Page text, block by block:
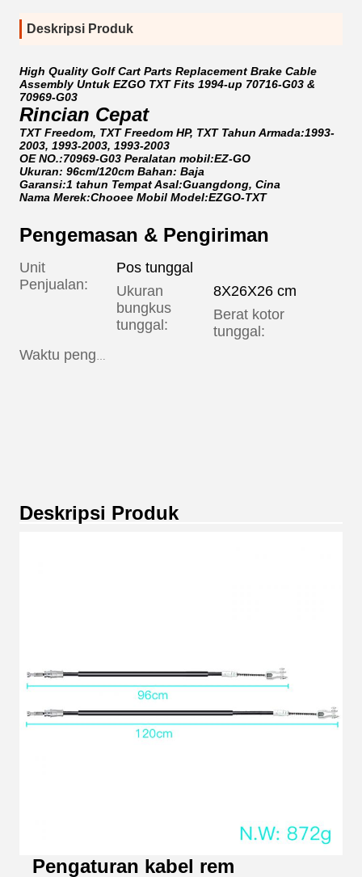
Deskripsi Produk
High Quality Golf Cart Parts Replacement Brake Cable
Assembly Untuk EZGO TXT Fits 1994-up 70716-G03 &
70969-G03
Rincian Cepat
TXT Freedom, TXT Freedom HP, TXT Tahun Armada:1993-
2003, 1993-2003, 1993-2003
OE NO.:70969-G03 Peralatan mobil:EZ-GO
Ukuran: 96cm/120cm Bahan: Baja
Garansi:1 tahun Tempat Asal:Guangdong, Cina
Nama Merek:Chooee Mobil Model:EZGO-TXT
Pengemasan & Pengiriman
Unit
Penjualan:
Pos tunggal
Ukuran
bungkus
tunggal:
8X26X26 cm
Berat kotor
tunggal:
Waktu pengiriman:
Deskripsi Produk
Pengaturan kabel rem